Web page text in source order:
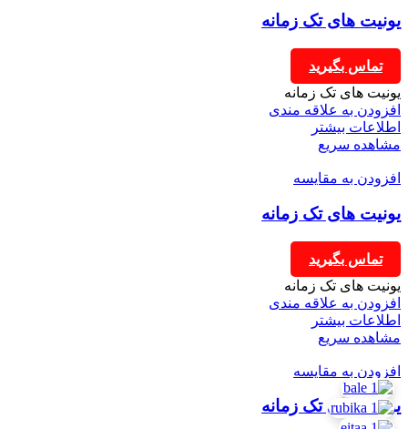
یونیت های تک زمانه
تماس بگیرید
یونیت های تک زمانه
افزودن به علاقه مندی
اطلاعات بیشتر
مشاهده سریع
افزودن به مقایسه
یونیت های تک زمانه
تماس بگیرید
یونیت های تک زمانه
افزودن به علاقه مندی
اطلاعات بیشتر
مشاهده سریع
افزودن به مقایسه
یونیت های تک زمانه